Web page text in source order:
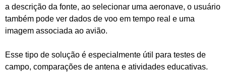
a descrição da fonte, ao selecionar uma aeronave, o usuário
também pode ver dados de voo em tempo real e uma
imagem associada ao avião.
Esse tipo de solução é especialmente útil para testes de
campo, comparações de antena e atividades educativas.